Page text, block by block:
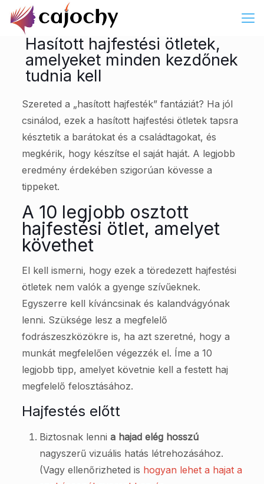
Hasított hajfestési ötletek,
amelyeket minden kezdőnek
tudnia kell
Szereted a „hasított hajfesték” fantáziát? Ha jól
csinálod, ezek a hasított hajfestési ötletek tapsra
késztetik a barátokat és a családtagokat, és
megkérik, hogy készítse el saját haját. A legjobb
eredmény érdekében szigorúan kövesse a
tippeket.
A 10 legjobb osztott
hajfestési ötlet, amelyet
követhet
El kell ismerni, hogy ezek a töredezett hajfestési
ötletek nem valók a gyenge szívűeknek.
Egyszerre kell kíváncsinak és kalandvágyónak
lenni. Szüksége lesz a megfelelő
fodrászeszközökre is, ha azt szeretné, hogy a
munkát megfelelően végezzék el. Íme a 10
legjobb tipp, amelyet követnie kell a festett haj
megfelelő felosztásához.
Hajfestés előtt
Biztosnak lenni a hajad elég hosszú
nagyszerű vizuális hatás létrehozásához.
(Vagy ellenőrizheted is hogyan lehet a hajat a